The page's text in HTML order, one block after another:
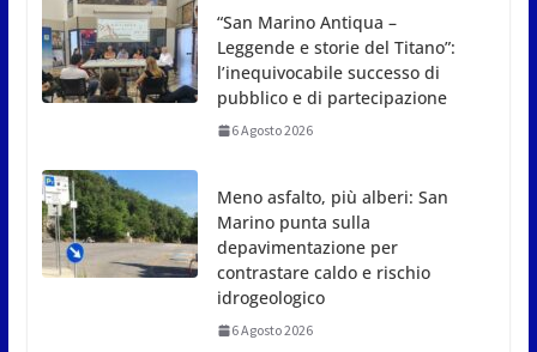
Meno asfalto, più alberi: San
Marino punta sulla
depavimentazione per
contrastare caldo e rischio
idrogeologico
San Marino. USL: l’inferno di
Marcinelle diventi monito e
memoria collettiva
6 Agosto 2026